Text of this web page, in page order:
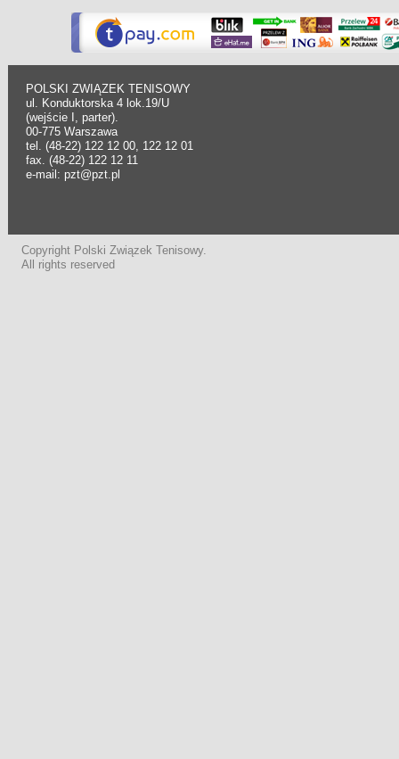
POLSKI ZWIĄZEK TENISOWY
ul. Konduktorska 4 lok.19/U
(wejście I, parter).
00-775 Warszawa
tel. (48-22) 122 12 00, 122 12 01
fax. (48-22) 122 12 11
e-mail: pzt@pzt.pl
Copyright Polski Związek Tenisowy.
All rights reserved